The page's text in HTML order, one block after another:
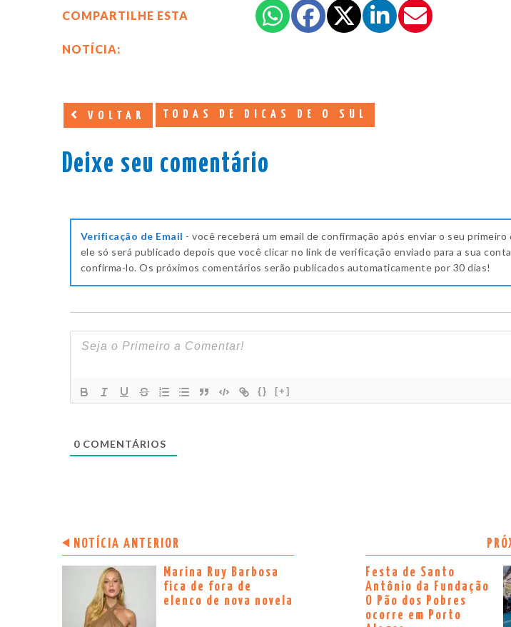
COMPARTILHE ESTA
NOTÍCIA:
VOLTAR TODAS DE DICAS DE O SUL
Deixe seu comentário
Verificação de Email - você receberá um email de confirmação após enviar o seu primeiro
ele só será publicado depois que você clicar no link de verificação enviado para a sua
confirma-lo. Os próximos comentários serão publicados automaticamente por 30 dias!
{} [+]
0 COMENTÁRIOS
NOTÍCIA ANTERIOR
Marina Ruy Barbosa
fica de fora de
elenco de nova novela
Festa de Santo
Antônio da Fundação
O Pão dos Pobres
ocorre em Porto